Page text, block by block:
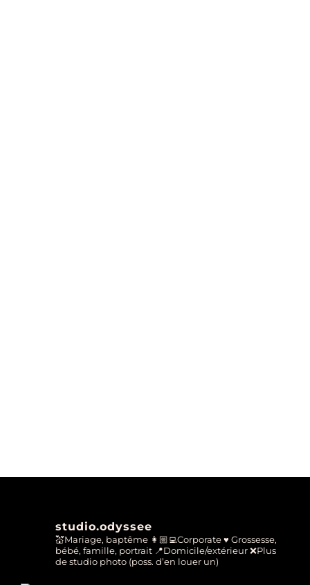
studio.odyssee
💒Mariage, baptême 👩🏼‍💻Corporate♥ Grossesse,
bébé, famille, portrait 📍Domicile/extérieur❌Plus
de studio photo (poss. d’en louer un)